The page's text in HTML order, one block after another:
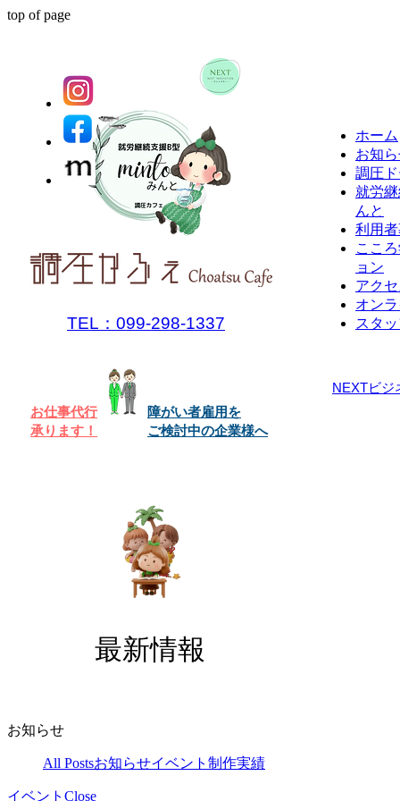
top of page
TEL：099-298-1337
障がい者雇用を
ご検討中の企業様へ
お仕事代行​
承ります！
ホーム
お知
調圧
就労
んと
利用
ここ
ョン
アク
オン
スタ
NEXTビジ
最新情報
お知らせ
All Postsお知らせイベント 制作実績
イベント Close